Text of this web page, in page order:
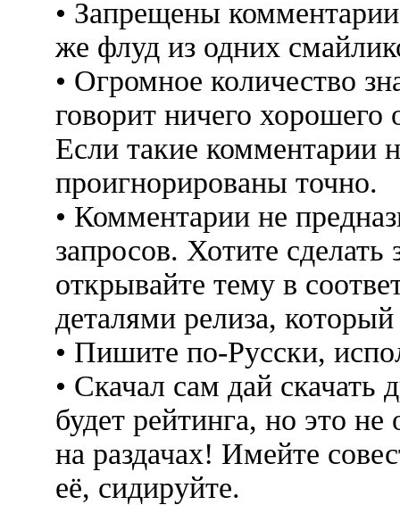
• Запрещены
же флуд из одних
• Огромное количество
говорит ничего
Если такие комментарии
проигнорированы точно.
• Комментарии не
запросов. Хотите
открывайте тему в
деталями релиза,
• Пишите по-Русски,
• Скачал сам дай скачать
будет рейтинга, но это не
на раздачах! Имейте
её, сидируйте.